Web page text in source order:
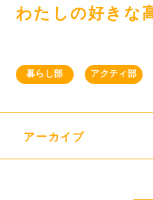
高蔵寺NTに
わたしの好き
わたしの好きな
暮らし部 アクティ部
アーカイブ